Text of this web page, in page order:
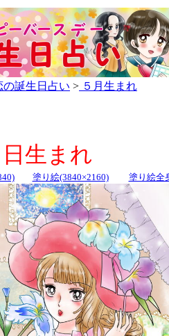
の誕生日占い > ５月生まれ
日生まれ
塗り絵(3840×2160) 塗り絵全